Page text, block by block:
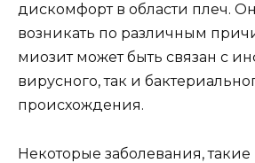
дискомфорт в области плеч.
возникать по различным
миозит может быть связан с
вирусного, так и
происхождения.
Некоторые заболевания, такие